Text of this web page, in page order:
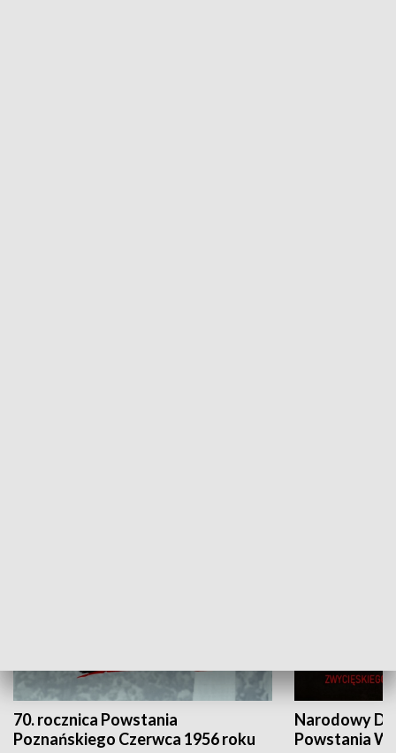
70. rocznica Powstania
Poznańskiego Czerwca 1956 roku
Narodowy
Powstania